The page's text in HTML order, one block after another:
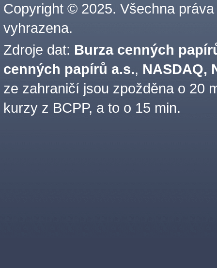
Copyright © 2025. Všechna práva
vyhrazena.
Zdroje dat: Burza cenných
cenných papírů a.s., NASDAQ,
ze zahraničí jsou zpožděna o 20
kurzy z BCPP, a to o 15 min.